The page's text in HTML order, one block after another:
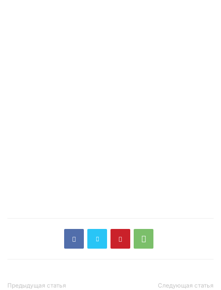
Предыдущая статья Следующая статья